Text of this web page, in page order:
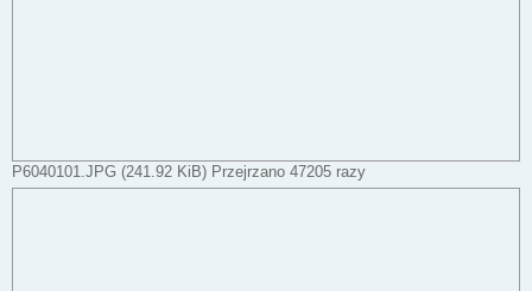
P6040101.JPG (241.92 KiB) Przejrzano 47205 razy